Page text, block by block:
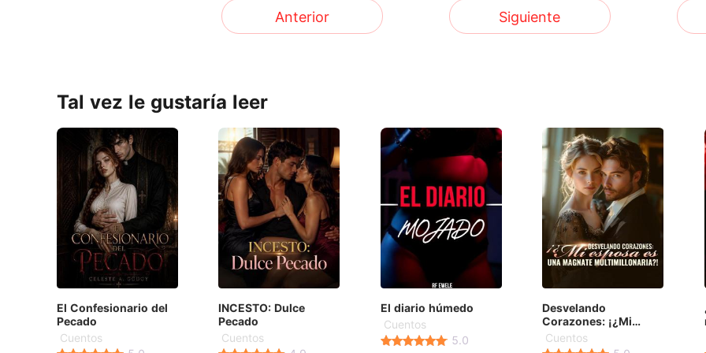
Anterior Siguiente
Tal vez le gustaría leer
El Confesionario del
Pecado
Cuentos
INCESTO: Dulce
Pecado
Cuentos
El diario húmedo
Cuentos
5.0
Desvelando
Corazones: ¡¿Mi
esposa es una
magnate
Cuentos